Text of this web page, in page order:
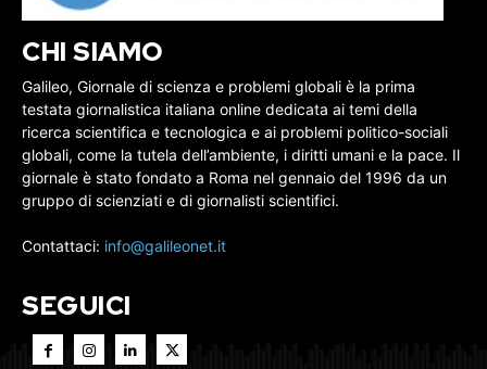
CHI SIAMO
Galileo, Giornale di scienza e problemi globali è la prima
testata giornalistica italiana online dedicata ai temi della
ricerca scientifica e tecnologica e ai problemi politico-sociali
globali, come la tutela dell’ambiente, i diritti umani e la pace. Il
giornale è stato fondato a Roma nel gennaio del 1996 da un
gruppo di scienziati e di giornalisti scientifici.
Contattaci: info@galileonet.it
SEGUICI